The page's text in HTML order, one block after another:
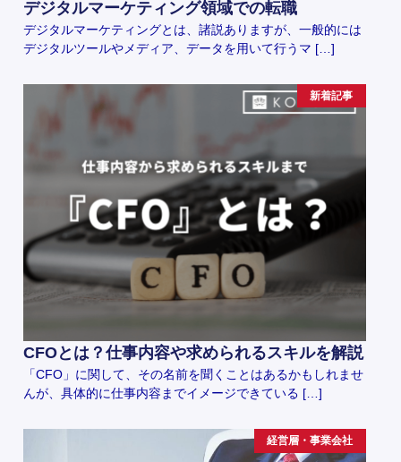
デジタルマーケティング領域での転職
デジタルマーケティングとは、諸説ありますが、一般的には
デジタルツールやメディア、データを用いて行うマ […]
新着記事
CFOとは？仕事内容や求められるスキルを解説
「CFO」に関して、その名前を聞くことはあるかもしれませ
んが、具体的に仕事内容までイメージできている […]
経営層・事業会社